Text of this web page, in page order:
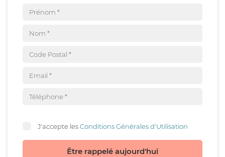
J'accepte lesConditions Générales d'Utilisation
Être rappelé aujourd'hui